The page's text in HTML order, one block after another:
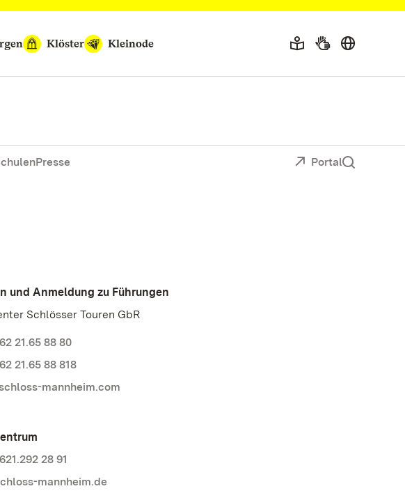
Klöster Kleinode
Presse Portal
und Anmeldung zu Führungen
Schlösser Touren GbR
21.65 88 80
21.65 88 818
mannheim.com
28 91
mannheim.de